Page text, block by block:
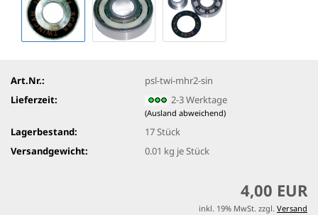
Art.Nr.:
psl-twi-mhr2-sin
Lieferzeit:
2-3 Werktage
(Ausland abweichend)
Lagerbestand: 17 Stück
Versandgewicht:
0.01 kg je Stück
4,00 EUR
inkl. 19% MwSt. zzgl. Versand